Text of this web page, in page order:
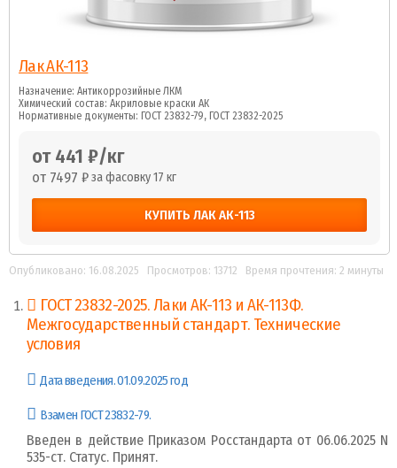
Лак АК-113
Назначение: Антикоррозийные ЛКМ
Химический состав: Акриловые краски АК
Нормативные документы: ГОСТ 23832-79, ГОСТ 23832-2025
от 441 ₽/кг
от 7497 ₽за фасовку 17 кг
КУПИТЬ ЛАК АК-113
Опубликовано: 16.08.2025 Просмотров: 13712 Время прочтения: 2 минуты
ГОСТ 23832-2025. Лаки АК-113 и АК-113Ф.
Межгосударственный стандарт. Технические
условия
Дата введения. 01.09.2025 год
Взамен ГОСТ 23832-79.
Введен в действие Приказом Росстандарта от 06.06.2025 N
535-ст. Статус. Принят.